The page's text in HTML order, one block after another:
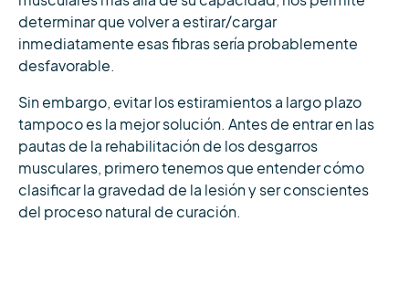
determinar que volver a estirar/cargar
inmediatamente esas fibras sería probablemente
desfavorable.
Sin embargo, evitar los estiramientos a largo plazo
tampoco es la mejor solución. Antes de entrar en las
pautas de la rehabilitación de los desgarros
musculares, primero tenemos que entender cómo
clasificar la gravedad de la lesión y ser conscientes
del proceso natural de curación.